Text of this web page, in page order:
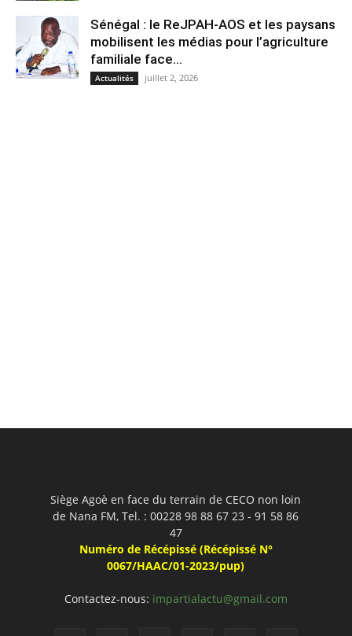
Sénégal : le ReJPAH-AOS et les paysans
mobilisent les médias pour l’agriculture
familiale face...
Actualités juillet 2, 2026
Siège Agoè en face du terrain de CECO non loin
de Nana FM, Tel. : 00228 98 88 67 23 - 91 58 86
47
Numéro de Récépissé (Récépissé N°
0067/HAAC/01-2023/pup)
Contactez-nous: impartialactu@gmail.com